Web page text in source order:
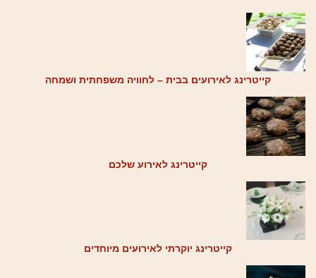
קייטרינג לאירועים בבית – לחוויה משפחתית ושמחה
קייטרינג לאירוע שלכם
קייטרינג יוקרתי לאירועים מיוחדים